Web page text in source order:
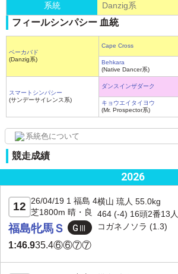
系統
Danzig系
フィールシンパシー 血統
ベーカバド
(Danzig系)
Cape Cross
Behkara
(Native Dancer系)
スマートシンパシー
(サンデーサイレンス系)
ダンスインザダーク
キョウエイタイヨウ
(Mr. Prospector系)
系統色について
競走成績
2026
12
26/04/19 1 福島 4
芝1800m 晴・良
福島牝馬Ｓ
1:46.935.4⑥⑥⑦⑦
横山 琉人 55.0kg
464 (-4) 16頭2番13人
コガネノソラ (1.3)